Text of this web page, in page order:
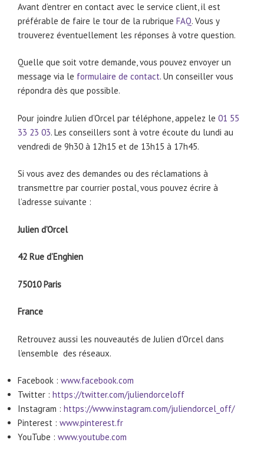
Avant d’entrer en contact avec le service client, il est
préférable de faire le tour de la rubrique FAQ. Vous y
trouverez éventuellement les réponses à votre question.
Quelle que soit votre demande, vous pouvez envoyer un
message via le formulaire de contact. Un conseiller vous
répondra dès que possible.
Pour joindre Julien d’Orcel par téléphone, appelez le 01 55
33 23 03. Les conseillers sont à votre écoute du lundi au
vendredi de 9h30 à 12h15 et de 13h15 à 17h45.
Si vous avez des demandes ou des réclamations à
transmettre par courrier postal, vous pouvez écrire à
l’adresse suivante :
Julien d’Orcel
42 Rue d’Enghien
75010 Paris
France
Retrouvez aussi les nouveautés de Julien d’Orcel dans
l’ensemble des réseaux.
Facebook : www.facebook.com
Twitter : https://twitter.com/juliendorceloff
Instagram : https://www.instagram.com/juliendorcel_off/
Pinterest : www.pinterest.fr
YouTube : www.youtube.com